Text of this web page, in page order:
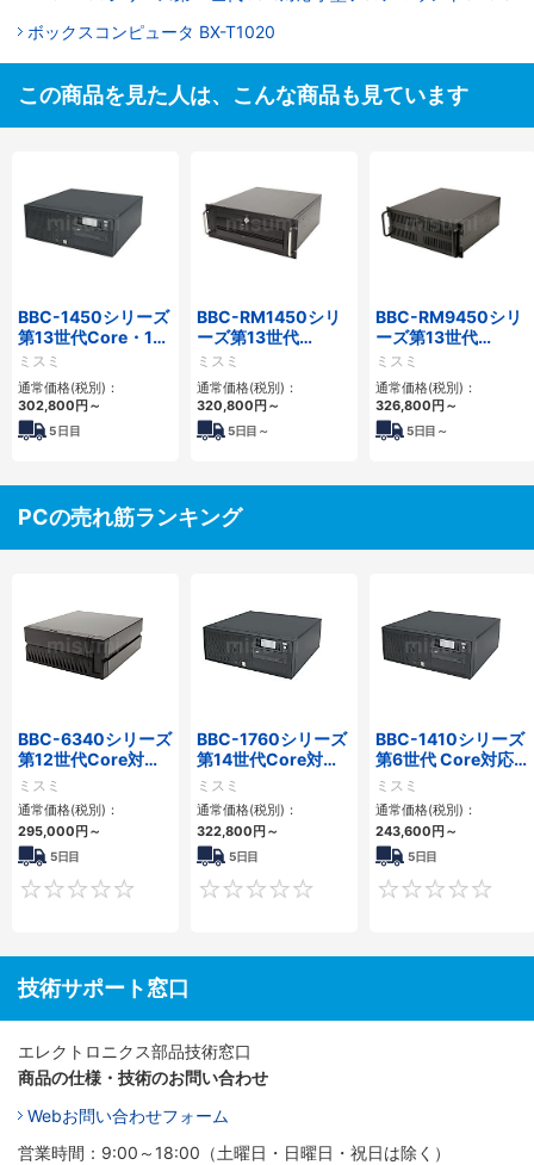
ボックスコンピュータ BX-T1020
この商品を見た人は、こんな商品も見ています
BBC-1450シリーズ
第13世代Core・12
世代Celeron対応小
型フロアマウント
4PCIe
ミスミ
通常価格(税別)：
302,800円～
5日目
BBC-RM1450シリ
ーズ第13世代
Core・12世代
Celeron対応ラック
マウント4PCIe
ミスミ
通常価格(税別)：
320,800円～
5日目～
BBC-RM9450シリ
ーズ第13世代
Core・12世代
Celeron対応ラック
マウント4PCIe
ミスミ
通常価格(税別)：
326,800円～
5日目～
PCの売れ筋ランキング
BBC-6340シリーズ
第12世代Core対応
小型フロアマウント
PC2PCI/2PCIe
ミスミ
通常価格(税別)：
295,000円～
5日目
0
BBC-1760シリーズ
第14世代Core対応
小型フロアマウント
3PCIe
ミスミ
通常価格(税別)：
322,800円～
5日目
0
BBC-1410シリーズ
第6世代 Core対応フ
ロアマウントFAPC
3PCI・3PCIe
ミスミ
通常価格(税別)：
243,600円～
5日目
技術サポート窓口
エレクトロニクス部品技術窓口
商品の仕様・技術のお問い合わせ
Webお問い合わせフォーム
営業時間：9:00～18:00（土曜日・日曜日・祝日は除く）